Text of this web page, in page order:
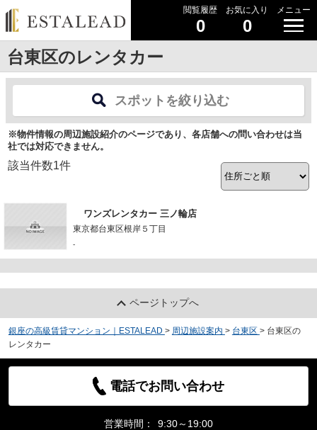
閲覧履歴
0
お気に入り
0
メニュー
台東区のレンタカー
スポットを絞り込む
※物件情報の周辺施設紹介のページであり、各店舗への問い合わせは当
社では対応できません。
該当件数1件
ワンズレンタカー 三ノ輪店
東京都台東区根岸５丁目
-
ページトップへ
銀座の高級賃貸マンション｜ESTALEAD > 周辺施設案内 > 台東区 > 台東区の
レンタカー
電話でお問い合わせ
営業時間：
9:30～19:00